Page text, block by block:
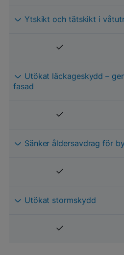
Ytskikt och tätskikt i
fasad
Sänker åldersavdrag för
Utökat stormskydd